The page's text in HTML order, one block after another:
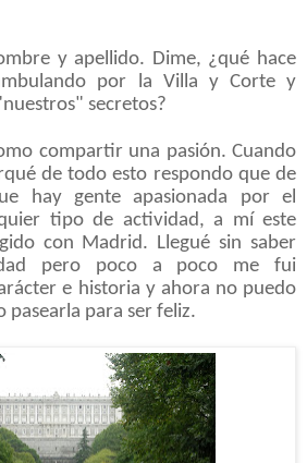
y apellido. Dime, ¿qué hace
por la Villa y Corte y
secretos?
compartir una pasión. Cuando
de todo esto respondo que de
hay gente apasionada por el
tipo de actividad, a mí este
con Madrid. Llegué sin saber
pero poco a poco me fui
e historia y ahora no puedo
pasearla para ser feliz.